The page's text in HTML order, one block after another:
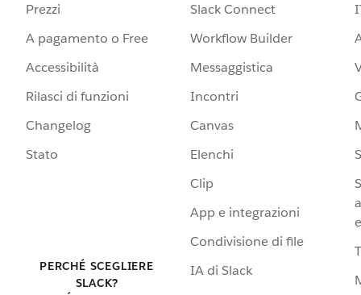
Prezzi
A pagamento o Free
Accessibilità
Rilasci di funzioni
Changelog
Stato
PERCHÉ SCEGLIERE
SLACK?
Slack Connect
Workflow Builder
Messaggistica
Incontri
Canvas
Elenchi
Clip
App e integrazioni
Condivisione di file
IA di Slack